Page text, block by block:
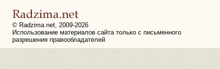
© Radzima.net, 2009-2026
Использование материалов сайта только с письменного
разрешения правообладателей